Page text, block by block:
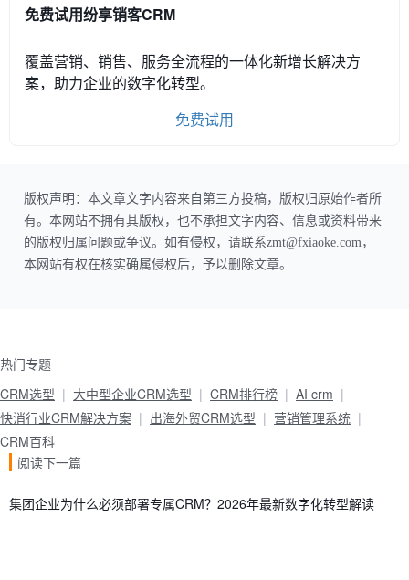
免费试用纷享销客CRM
覆盖营销、销售、服务全流程的一体化新增长解决方
案，助力企业的数字化转型。
免费试用
版权声明：本文章文字内容来自第三方投稿，版权归原始作者所
有。本网站不拥有其版权，也不承担文字内容、信息或资料带来
的版权归属问题或争议。如有侵权，请联系zmt@fxiaoke.com，
本网站有权在核实确属侵权后，予以删除文章。
热门专题
CRM选型
大中型企业CRM选型 CRM排行榜
AI crm
快消行业CRM解决方案
出海外贸CRM选型
营销管理系统
CRM百科
阅读下一篇
集团企业为什么必须部署专属CRM？2026年最新数字化转型解读